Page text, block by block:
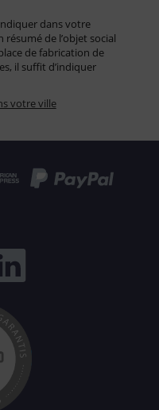
dans votre
résumé de l’objet social
de fabrication de
il suffit d’indiquer
votre ville